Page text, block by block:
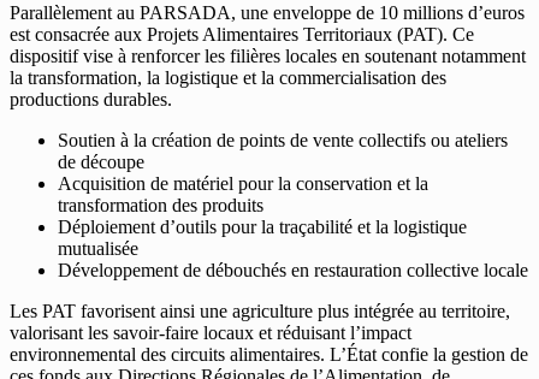
Parallèlement au PARSADA, une enveloppe de 10 millions d’euros
est consacrée aux Projets Alimentaires Territoriaux (PAT). Ce
dispositif vise à renforcer les filières locales en soutenant notamment
la transformation, la logistique et la commercialisation des
productions durables.
Soutien à la création de points de vente collectifs ou ateliers
de découpe
Acquisition de matériel pour la conservation et la
transformation des produits
Déploiement d’outils pour la traçabilité et la logistique
mutualisée
Développement de débouchés en restauration collective locale
Les PAT favorisent ainsi une agriculture plus intégrée au territoire,
valorisant les savoir-faire locaux et réduisant l’impact
environnemental des circuits alimentaires. L’État confie la gestion de